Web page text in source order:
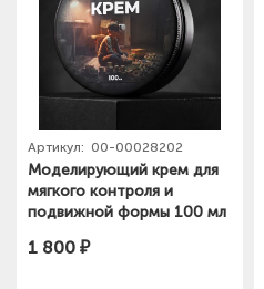
Артикул: 00-00028202
Моделирующий крем для
мягкого контроля и
подвижной формы 100 мл
1 800 ₽